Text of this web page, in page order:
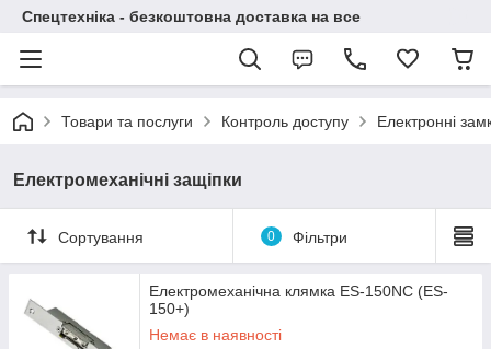
Спецтехніка - безкоштовна доставка на все
Товари та послуги Контроль доступу Електронні
Електромеханічні защіпки
Сортування 0 Фільтри
Електромеханічна клямка ES-150NC (ES-
150+)
Немає в наявності